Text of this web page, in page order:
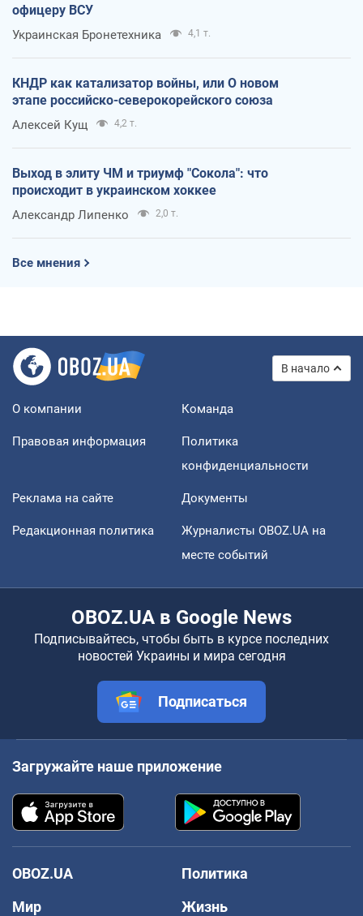
офицеру ВСУ
Украинская Бронетехника 4,1 т.
КНДР как катализатор войны, или О новом
этапе российско-северокорейского союза
Алексей Кущ 4,2 т.
Выход в элиту ЧМ и триумф "Сокола": что
происходит в украинском хоккее
Александр Липенко 2,0 т.
Все мнения
В начало
О компании Команда
Правовая информация
Политика
конфиденциальности
Реклама на сайте Документы
Редакционная политика
Журналисты OBOZ.UA на
месте событий
OBOZ.UA в Google News
Подписывайтесь, чтобы быть в курсе последних
новостей Украины и мира сегодня
Подписаться
Загружайте наше приложение
OBOZ.UA
Политика
Мир
Жизнь